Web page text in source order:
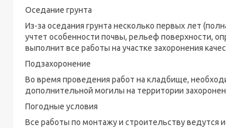
Оседание грунта
Из-за оседания грунта несколько первых лет
учтет особенности почвы, рельеф поверхности,
выполнит все работы на участке захоронения
Подзахоронение
Во время проведения работ на кладбище,
дополнительной могилы на территории
Погодные условия
Все работы по монтажу и строительству ведутся